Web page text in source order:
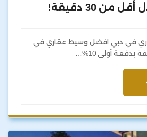
من 30 دقيقة!
في دبي افضل وسيط عقاري في
أولى 10%…